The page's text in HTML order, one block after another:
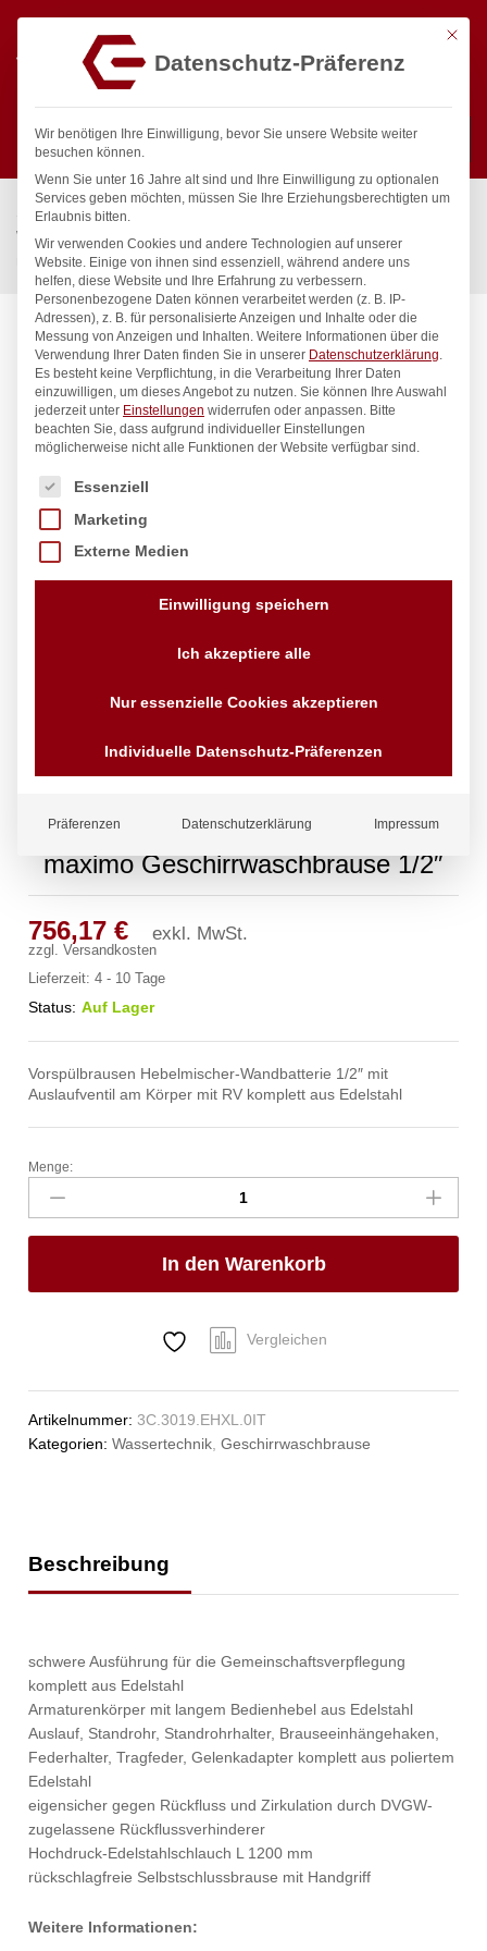
Suchen
Start / Gastronomiebedarf & Gastro Geräte für Profis
Wassertechnik
Geschirrwaschbrause
maximo Geschirrwaschbrause 1/2″
maximo Geschirrwaschbrause 1/2″
756,17€ exkl. MwSt.
zzgl.Versandkosten
Lieferzeit:4 - 10 Tage
Status: Auf Lager
Vorspülbrausen Hebelmischer-Wandbatterie 1/2″ mit
Auslaufventil am Körper mit RV komplett aus Edelstahl
maximo
Geschirrwaschbrause
1/2"
Anzahl
Menge:
In den Warenkorb
Vergleichen
Artikelnummer:3C.3019.EHXL.0IT
Kategorien:Wassertechnik,Geschirrwaschbrause
Beschreibung
schwere Ausführung für die Gemeinschaftsverpflegung
komplett aus Edelstahl
Armaturenkörper mit langem Bedienhebel aus Edelstahl
Auslauf, Standrohr, Standrohrhalter, Brauseeinhängehaken,
Federhalter, Tragfeder, Gelenkadapter komplett aus poliertem
Edelstahl
eigensicher gegen Rückfluss und Zirkulation durch DVGW-
zugelassene Rückflussverhinderer
Hochdruck-Edelstahlschlauch L 1200 mm
rückschlagfreie Selbstschlussbrause mit Handgriff
Weitere Informationen:
Mit
Datenschutz-Präferenz
Wir benötigen Ihre Einwilligung, bevor Sie unsere Website weiter
besuchen können.
Wenn Sie unter 16 Jahre alt sind und Ihre Einwilligung zu optionalen
Services geben möchten, müssen Sie Ihre Erziehungsberechtigten um
Erlaubnis bitten.
Wir verwenden Cookies und andere Technologien auf unserer
Website. Einige von ihnen sind essenziell, während andere uns
helfen, diese Website und Ihre Erfahrung zu verbessern.
Personenbezogene Daten können verarbeitet werden (z. B. IP-
Adressen), z. B. für personalisierte Anzeigen und Inhalte oder die
Messung von Anzeigen und Inhalten. Weitere Informationen über die
Verwendung Ihrer Daten finden Sie in unserer Datenschutzerklärung.
Es besteht keine Verpflichtung, in die Verarbeitung Ihrer Daten
einzuwilligen, um dieses Angebot zu nutzen. Sie können Ihre Auswahl
jederzeit unter Einstellungen widerrufen oder anpassen. Bitte
beachten Sie, dass aufgrund individueller Einstellungen
möglicherweise nicht alle Funktionen der Website verfügbar sind.
Es folgt eine Liste der Service-Gruppen, für die eine
Essenziell
Marketing
Externe Medien
Einwilligung speichern
Ich akzeptiere alle
Nur essenzielle Cookies akzeptieren
Individuelle Datenschutz-Präferenzen
Präferenzen Datenschutzerklärung Impressum